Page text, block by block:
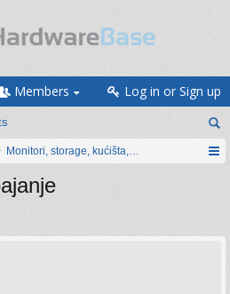
Members Log in or Sign up
Monitori, storage, kućišta, periferija